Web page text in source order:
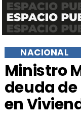
Ministro
deuda de
en
NACIONAL